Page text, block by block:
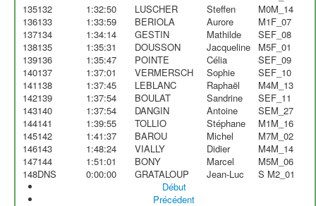
135132 1:32:50 LUSCHER Steffen
M0M_14
136133 1:33:59 BERIOLA Aurore
M1F_07
137134 1:34:14 GESTIN Mathilde
SEF_08
138135 1:35:31 DOUSSON Jacqueline
M5F_01
139136 1:35:47 POINTE Célia
SEF_09
140137 1:37:01 VERMERSCH Sophie
SEF_10
141138 1:37:45 LEBLANC Raphaël
M4M_13
142139 1:37:54 BOULAT Sandrine
SEF_11
143140 1:37:54 DANGIN Antoine
SEM_27
144141 1:39:55 TOLLIO Stéphane
M1M_16
145142 1:41:37 BAROU Michel
M7M_02
146143 1:48:24 VIALLY Didier
M4M_14
147144 1:51:01 BONY Marcel
M5M_06
148DNS 0:00:00 GRATALOUP Jean-Luc
S M2_01
Début
Précédent